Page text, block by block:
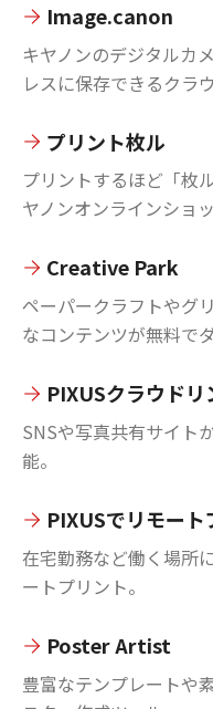
Image.canon
キヤノンのデジタルカ
レスに保存できるクラ
プリント枚ル
プリントするほど「枚
ヤノンオンラインショ
Creative Park
ペーパークラフトやグ
なコンテンツが無料で
PIXUSクラウドリ
SNSや写真共有サイト
能。
PIXUSでリモート
在宅勤務など働く場所
ートプリント。
Poster Artist
豊富なテンプレートや